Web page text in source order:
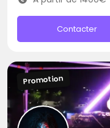
Contacter
Promotion